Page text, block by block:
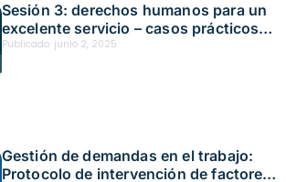
Sesión 3: derechos humanos para un
excelente servicio – casos prácticos
Fecha: mayo 22, 2025
Publicado: junio 2, 2025
Gestión de demandas en el trabajo:
Protocolo de intervención de factores